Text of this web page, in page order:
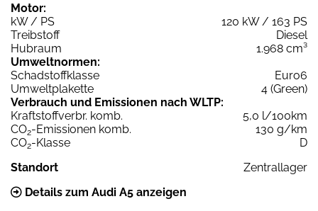
Motor:
kW / PS
120 kW / 163 PS
Treibstoff
Diesel
Hubraum
1.968 cm³
Umweltnormen:
Schadstoffklasse
Euro6
Umweltplakette
4 (Green)
Verbrauch und Emissionen nach WLTP:
Kraftstoffverbr. komb.
5,0 l/100km
CO2-Emissionen komb.
130 g/km
CO2-Klasse
D
Standort
Zentrallager
Details zum Audi A5 anzeigen